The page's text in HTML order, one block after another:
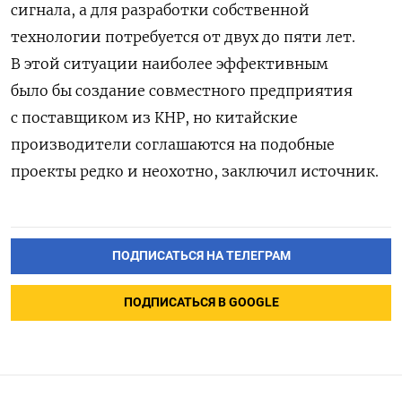
сигнала, а для разработки собственной
технологии потребуется от двух до пяти лет.
В этой ситуации наиболее эффективным
было бы создание совместного предприятия
с поставщиком из КНР, но китайские
производители соглашаются на подобные
проекты редко и неохотно, заключил источник.
ПОДПИСАТЬСЯ НА ТЕЛЕГРАМ
ПОДПИСАТЬСЯ В GOOGLE